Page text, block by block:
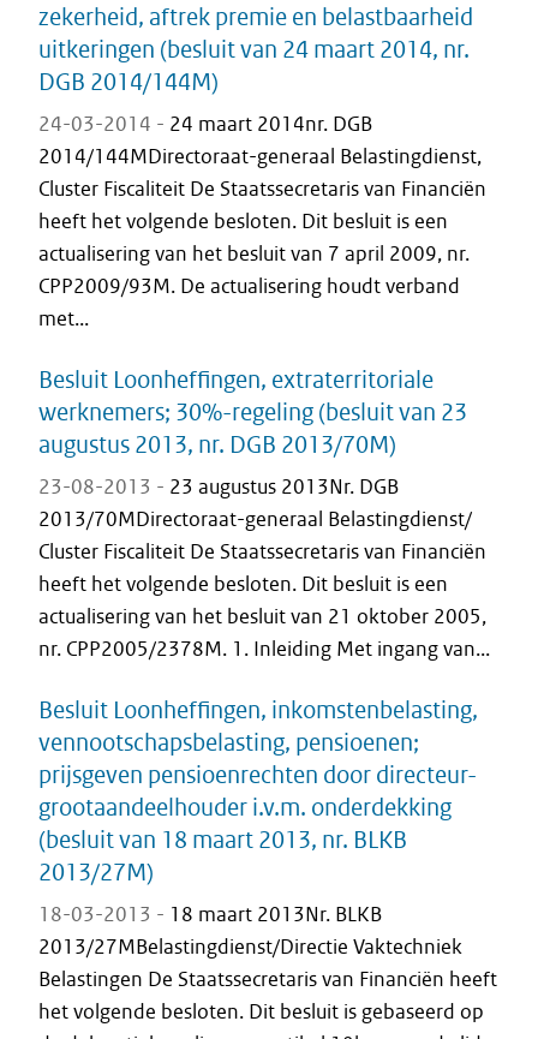
zekerheid, aftrek premie en belastbaarheid
uitkeringen (besluit van 24 maart 2014, nr.
DGB 2014/144M)
24-03-2014 - 24 maart 2014nr. DGB
2014/144MDirectoraat-generaal Belastingdienst,
Cluster Fiscaliteit De Staatssecretaris van Financiën
heeft het volgende besloten. Dit besluit is een
actualisering van het besluit van 7 april 2009, nr.
CPP2009/93M. De actualisering houdt verband
met...
Besluit Loonheffingen, extraterritoriale
werknemers; 30%-regeling (besluit van 23
augustus 2013, nr. DGB 2013/70M)
23-08-2013 - 23 augustus 2013Nr. DGB
2013/70MDirectoraat-generaal Belastingdienst/
Cluster Fiscaliteit De Staatssecretaris van Financiën
heeft het volgende besloten. Dit besluit is een
actualisering van het besluit van 21 oktober 2005,
nr. CPP2005/2378M. 1. Inleiding Met ingang van...
Besluit Loonheffingen, inkomstenbelasting,
vennootschapsbelasting, pensioenen;
prijsgeven pensioenrechten door directeur-
grootaandeelhouder i.v.m. onderdekking
(besluit van 18 maart 2013, nr. BLKB
2013/27M)
18-03-2013 - 18 maart 2013Nr. BLKB
2013/27MBelastingdienst/Directie Vaktechniek
Belastingen De Staatssecretaris van Financiën heeft
het volgende besloten. Dit besluit is gebaseerd op